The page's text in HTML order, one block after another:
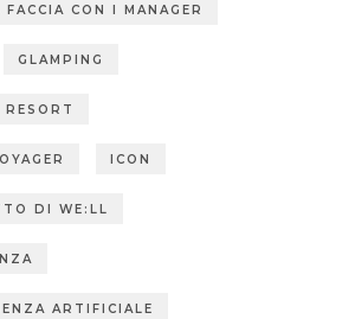
FACCIA CON I MANAGER
GLAMPING
ICON
DI WE:LL
ARTIFICIALE